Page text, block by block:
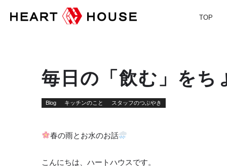
TOP
毎日の「飲む」をち
Blog キッチンのこと スタッフのつぶやき
春の雨とお水のお話
こんにちは、ハートハウスです。